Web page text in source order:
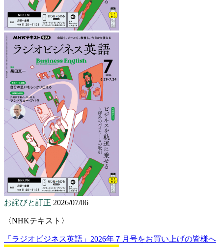
お詫びと訂正 2026/07/06
〈NHKテキスト〉
「ラジオビジネス英語」2026年７月号をお買い上げの皆様へ